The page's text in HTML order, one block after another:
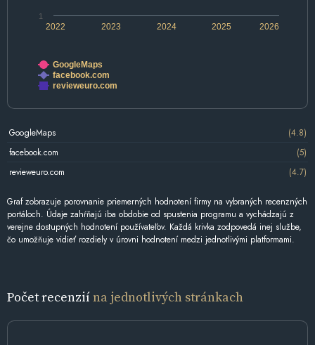
2022 2024 2026
2023 2025
1
GoogleMaps
facebook.com
revieweuro.com
GoogleMaps
(4.8)
facebook.com
(5)
revieweuro.com
(4.7)
Graf zobrazuje porovnanie priemerných hodnotení firmy na vybraných recenzných
portáloch. Údaje zahŕňajú iba obdobie od spustenia programu a vychádzajú z
verejne dostupných hodnotení používateľov. Každá krivka zodpovedá inej službe,
čo umožňuje vidieť rozdiely v úrovni hodnotení medzi jednotlivými platformami.
Počet recenziína jednotlivých stránkach